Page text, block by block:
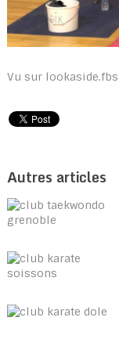
Vu sur
Autres articles